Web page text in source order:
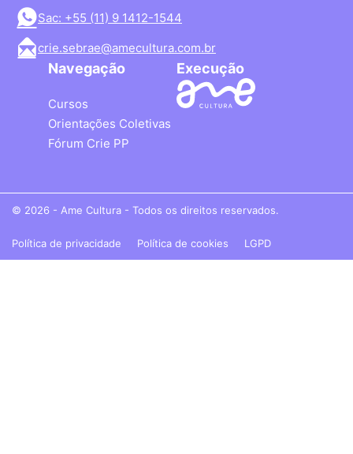
Sac: +55 (11) 9 1412-1544
crie.sebrae@amecultura.com.br
Navegação
Cursos
Orientações Coletivas
Fórum Crie PP
Execução
© 2026 - Ame Cultura - Todos os direitos reservados.
Política de privacidade Política de cookies LGPD